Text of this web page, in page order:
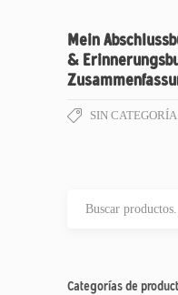
Mein
&
SIN CATEGORÍA
Categorías de